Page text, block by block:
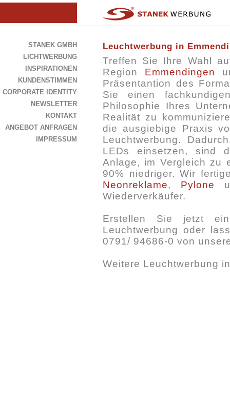
STANEK GMBH
LICHTWERBUNG
INSPIRATIONEN
KUNDENSTIMMEN
CORPORATE IDENTITY
NEWSLETTER
KONTAKT
ANGEBOT ANFRAGEN
IMPRESSUM
Leuchtwerbung in
Treffen Sie Ihre Wahl
Region Emmendingen
Präsentantion des
Sie einen
Philosophie Ihres
Realität zu
die ausgiebige Praxis
Leuchtwerbung.
LEDs einsetzen, sind
Anlage, im Vergleich zu
90% niedriger. Wir
Neonreklame, Pylone
Wiederverkäufer.
Erstellen Sie jetzt
Leuchtwerbung oder
0791/ 94686-0 von
Weitere Leuchtwerbung